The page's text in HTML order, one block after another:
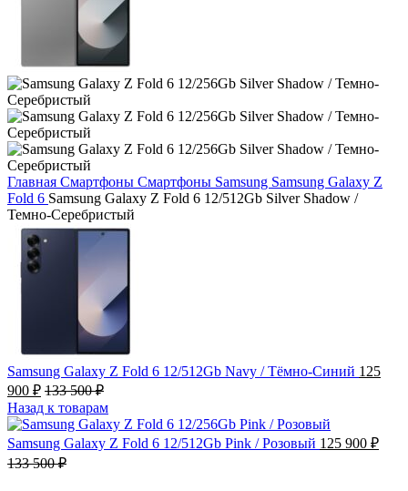
Главная Смартфоны Смартфоны Samsung Samsung Galaxy Z
Fold 6 Samsung Galaxy Z Fold 6 12/512Gb Silver Shadow /
Темно-Серебристый
Samsung Galaxy Z Fold 6 12/512Gb Navy / Тёмно-Синий 125
900 ₽ 133 500₽
Назад к товарам
Samsung Galaxy Z Fold 6 12/512Gb Pink / Розовый 125 900 ₽
133 500₽